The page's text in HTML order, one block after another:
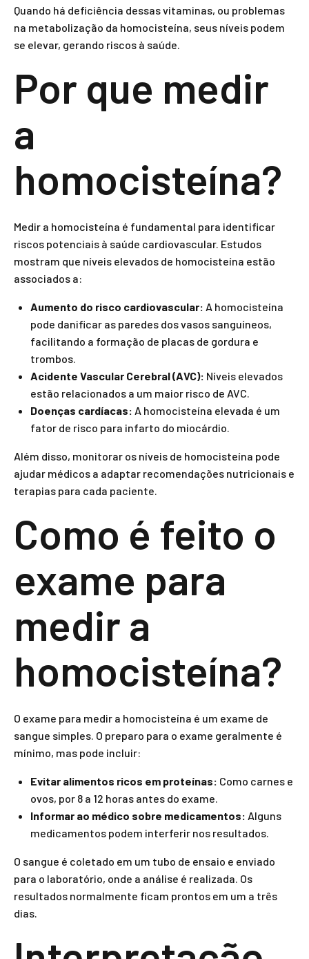
Quando há deficiência dessas vitaminas, ou problemas
na metabolização da homocisteína, seus níveis podem
se elevar, gerando riscos à saúde.
Por que medir
a
homocisteína?
Medir a homocisteína é fundamental para identificar
riscos potenciais à saúde cardiovascular. Estudos
mostram que níveis elevados de homocisteína estão
associados a:
Aumento do risco cardiovascular: A homocisteína
pode danificar as paredes dos vasos sanguíneos,
facilitando a formação de placas de gordura e
trombos.
Acidente Vascular Cerebral (AVC): Níveis elevados
estão relacionados a um maior risco de AVC.
Doenças cardíacas: A homocisteína elevada é um
fator de risco para infarto do miocárdio.
Além disso, monitorar os níveis de homocisteína pode
ajudar médicos a adaptar recomendações nutricionais e
terapias para cada paciente.
Como é feito o
exame para
medir a
homocisteína?
O exame para medir a homocisteína é um exame de
sangue simples. O preparo para o exame geralmente é
mínimo, mas pode incluir:
Evitar alimentos ricos em proteínas: Como carnes e
ovos, por 8 a 12 horas antes do exame.
Informar ao médico sobre medicamentos: Alguns
medicamentos podem interferir nos resultados.
O sangue é coletado em um tubo de ensaio e enviado
para o laboratório, onde a análise é realizada. Os
resultados normalmente ficam prontos em um a três
dias.